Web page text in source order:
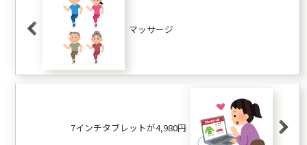
マッサージ
7インチタブレットが4,980円